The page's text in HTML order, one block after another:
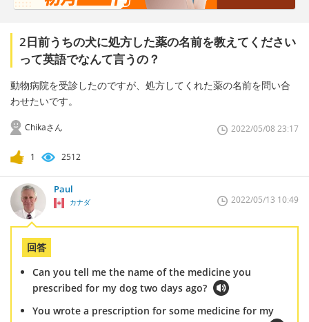
2日前うちの犬に処方した薬の名前を教えてください
って英語でなんて言うの？
動物病院を受診したのですが、処方してくれた薬の名前を問い合
わせたいです。
Chikaさん 2022/05/08 23:17
1 2512
Paul
カナダ 2022/05/13 10:49
回答
Can you tell me the name of the medicine you
prescribed for my dog two days ago?
You wrote a prescription for some medicine for my